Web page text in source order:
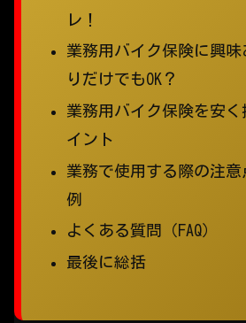
レ！
業務用バイク保険に興味
りだけでもOK？
業務用バイク保険を安
イント
業務で使用する際の注
例
よくある質問（FAQ）
最後に総括